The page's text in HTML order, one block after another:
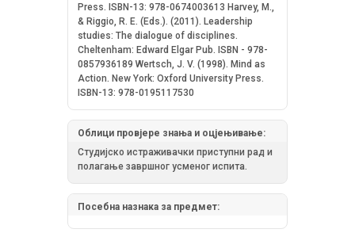
Press. ISBN-13: 978-0674003613 Harvey, M.,
& Riggio, R. E. (Eds.). (2011). Leadership
studies: The dialogue of disciplines.
Cheltenham: Edward Elgar Pub. ISBN - 978-
0857936189 Wertsch, J. V. (1998). Mind as
Action. New York: Oxford University Press.
ISBN-13: 978-0195117530
Облици провјере знања и оцјењивање:
Студијско истраживачки приступни рад и
полагање завршног усменог испита.
Посебна назнака за предмет: